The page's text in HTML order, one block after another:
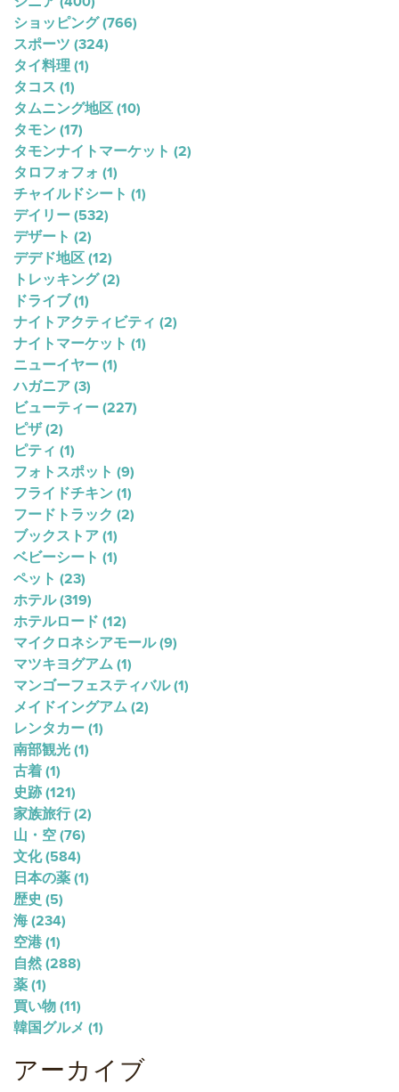
ショッピング(766)
スポーツ (324)
タイ料理 (1)
タコス (1)
タムニング地区(10)
タモン(17)
タモンナイトマーケット (2)
タロフォフォ (1)
チャイルドシート (1)
デイリー(532)
デザート (2)
デデド地区(12)
トレッキング(2)
ドライブ(1)
ナイトアクティビティ (2)
ナイトマーケット (1)
ニューイヤー(1)
ハガニア(3)
ビューティー(227)
ピザ(2)
ピティ (1)
フォトスポット (9)
フライドチキン(1)
フードトラック (2)
ブックストア(1)
ベビーシート (1)
ペット (23)
ホテル(319)
ホテルロード (12)
マイクロネシアモール(9)
マツキヨグアム(1)
マンゴーフェスティバル(1)
メイドイングアム(2)
レンタカー(1)
南部観光(1)
古着(1)
史跡(121)
家族旅行(2)
山・空(76)
文化(584)
日本の薬(1)
歴史 (5)
海(234)
空港(1)
自然(288)
薬(1)
買い物(11)
韓国グルメ (1)
アーカイブ